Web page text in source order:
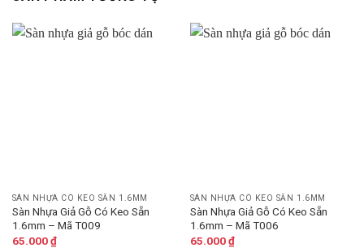
SÀN NHỰA CÓ KEO SẴN 1.6MM
Sàn Nhựa Giả Gỗ Có Keo Sẵn
1.6mm – Mã T009
65.000₫
SÀN NHỰA CÓ KEO SẴN 1.6MM
Sàn Nhựa Giả Gỗ Có Keo Sẵn
1.6mm – Mã T006
65.000₫